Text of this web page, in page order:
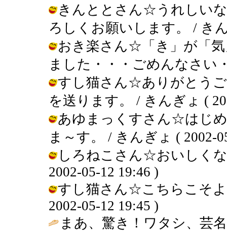
きんととさん☆うれしい
ろしくお願いします。 / き
おき楽さん☆「き」が「
ました・・・ごめんなさい
すし猫さん☆ありがとう
を送ります。 / きんぎょ (
あゆまっくすさん☆はじ
ま～す。 / きんぎょ ( 2002-
しろねこさん☆おいしく
2002-05-12 19:46 )
すし猫さん☆こちらこそ
2002-05-12 19:45 )
まあ、驚き！ワタシ、芸